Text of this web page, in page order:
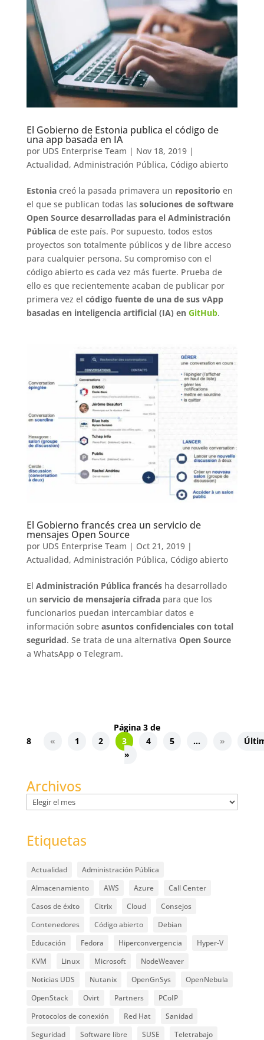
El Gobierno de Estonia publica el código de
una app basada en IA
por UDS Enterprise Team | Nov 18, 2019|
Actualidad, Administración Pública, Código abierto
Estoniacreó la pasada primavera un repositorio en
el que se publican todas las soluciones de software
Open Source desarrolladas para el Administración
Públicade este país. Por supuesto, todos estos
proyectos son totalmente públicos y de libre acceso
para cualquier persona. Su compromiso con el
código abierto es cada vez más fuerte. Prueba de
ello es que recientemente acaban de publicar por
primera vez el código fuente de una de sus vApp
basadas en inteligencia artificial (IA) en GitHub.
El Gobierno francés crea un servicio de
mensajes Open Source
por UDS Enterprise Team | Oct 21, 2019|
Actualidad, Administración Pública, Código abierto
El Administración Pública francésha desarrollado
un servicio de mensajería cifradapara que los
funcionarios puedan intercambiar datos e
información sobre asuntos confidenciales con total
seguridad. Se trata de una alternativa Open Source
a WhatsApp o Telegram.
Página 3 de
8
« 1 2 3 4 5 ... »
»
Archivos
Archivos
Etiquetas
Actualidad
Administración Pública
Almacenamiento
AWS Azure
Call Center
Casos de éxito
Citrix Cloud
Consejos
Contenedores
Código abierto
Debian
Educación
Fedora Hiperconvergencia
Hyper-V
KVM
Linux Microsoft
NodeWeaver
Noticias UDS
Nutanix OpenGnSys
OpenNebula
OpenStack
Ovirt Partners
PCoIP
Protocolos de conexión
Red Hat
Sanidad
Seguridad
Software libre SUSE
Teletrabajo